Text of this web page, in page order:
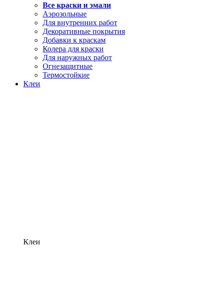
Все краски и эмали
Аэрозольные
Для внутренних работ
Декоративные покрытия
Добавки к краскам
Колера для краски
Для наружных работ
Огнезащитные
Термостойкие
Клеи
Клеи